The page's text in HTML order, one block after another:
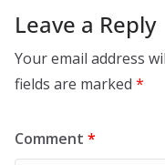
Leave a Reply
Your email address
fields are marked *
Comment *